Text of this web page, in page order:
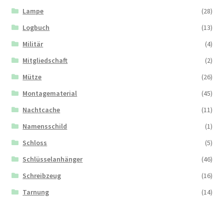
Lampe
(28)
Logbuch
(13)
Militär
(4)
Mitgliedschaft
(2)
Mütze
(26)
Montagematerial
(45)
Nachtcache
(11)
Namensschild
(1)
Schloss
(5)
Schlüsselanhänger
(46)
Schreibzeug
(16)
Tarnung
(14)